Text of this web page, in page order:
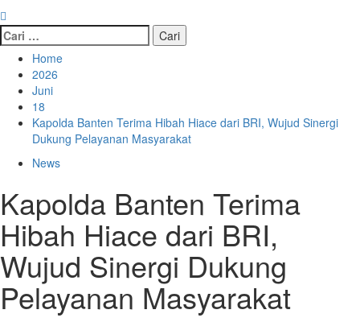
Cari
untuk:
Home
2026
Juni
18
Kapolda Banten Terima Hibah Hiace dari BRI, Wujud Sinergi
Dukung Pelayanan Masyarakat
News
Kapolda Banten Terima
Hibah Hiace dari BRI,
Wujud Sinergi Dukung
Pelayanan Masyarakat